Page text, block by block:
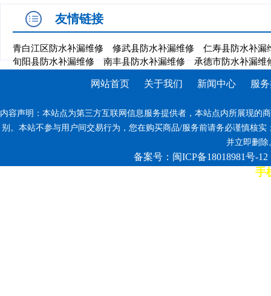
友情链接
青白江区防水补漏维修 修武县防水补漏维修
仁寿县防水补漏
旬阳县防水补漏维修
南丰县防水补漏维修 承德市防水补漏维
网站首页 关于我们 新闻中心 服
内容声明：本站点为第三方互联网信息服务提供者，本站点内所展现的
别。本站不参与用户间交易行为，您在购买商品/服务前请务必谨慎核
并立即删除
备案号：闽ICP备18018981号-12
7*12小时客服热线: 康师傅手